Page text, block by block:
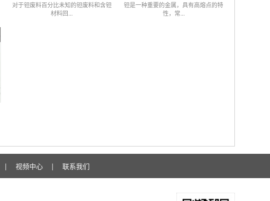
对于钽废料百分比未知的钽废料和含钽
材料回...
钽是一种重要的金属，具有高熔点的特
性，常...
| 视频中心 | 联系我们